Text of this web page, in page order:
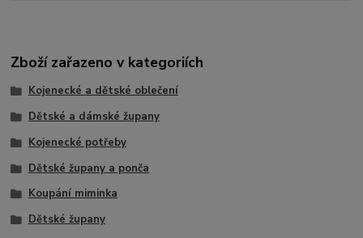
Zboží zařazeno v kategoriích
Kojenecké a dětské oblečení
Dětské a dámské župany
Kojenecké potřeby
Dětské župany a ponča
Koupání miminka
Dětské župany